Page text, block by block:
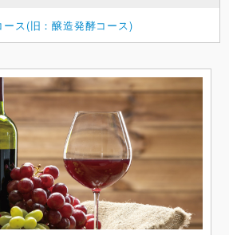
ス(旧：醸造発酵コース)